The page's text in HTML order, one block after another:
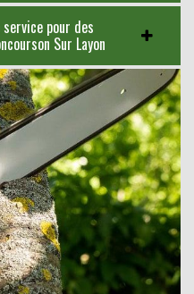
pour des
Sur Layon